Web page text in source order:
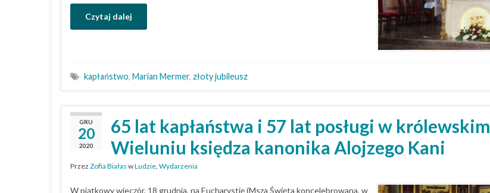
Czytaj dalej
kapłaństwo, Marian Mermer, złoty jubileusz
GRU
20
2020
65 lat kapłaństwa i 57 lat posługi w królewskim
Wieluniu księdza kanonika Alojzego Kani
Przez Zofia Białas wLudzie Wydarzenia
W piątkowy wieczór, 18 grudnia, na Eucharystię (Msza Święta koncelebrowana, w